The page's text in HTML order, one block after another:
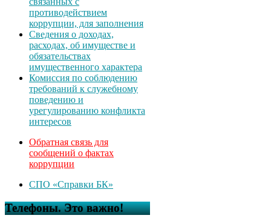
противодействием
коррупции, для заполнения
Сведения о доходах,
расходах, об имуществе и
обязательствах
имущественного характера
Комиссия по соблюдению
требований к служебному
поведению и
урегулированию конфликта
интересов
Обратная связь для
сообщений о фактах
коррупции
СПО «Справки БК»
Телефоны. Это важно!